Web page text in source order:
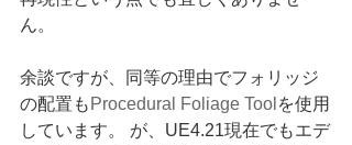
ん。
余談ですが、同等の理由でフォリッジ
の配置も Procedural Foliage Tool を使用
しています。 が、UE4.21現在でもエデ